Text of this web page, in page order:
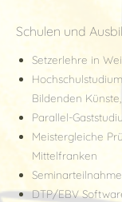
Schulen und
Setzerlehre in
Bildenden
Parallel-
Meistergleiche
Mittelfranken
DTP/EBV